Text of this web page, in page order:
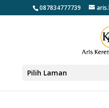
087834777739
Pilih Laman